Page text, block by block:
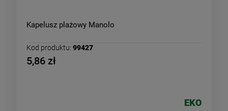
Kapelusz plażowy Manolo
Kod produktu: 99427
5,86 zł
EKO